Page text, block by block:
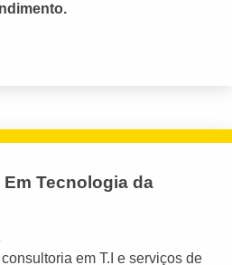
Tecnologia da
em T.I e serviços de